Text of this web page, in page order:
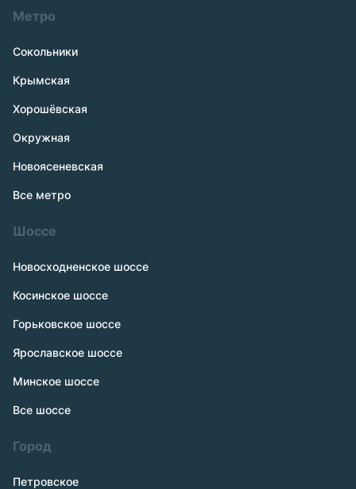
Метро
Сокольники
Крымская
Хорошёвская
Окружная
Новоясеневская
Все метро
Шоссе
Новосходненское шоссе
Косинское шоссе
Горьковское шоссе
Ярославское шоссе
Минское шоссе
Все шоссе
Город
Петровское